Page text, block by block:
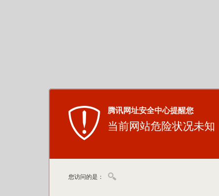
腾讯网址安全中心提醒您
当前网站危险状况未知
您访问的是：